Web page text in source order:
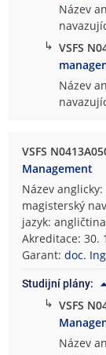
Název
↳ VSFS
Název
VSFS
Management
Název
magisterský
jazyk:
Akreditace: 30.
Garant:doc.
Studijní plány:
↳ VSFS
Název